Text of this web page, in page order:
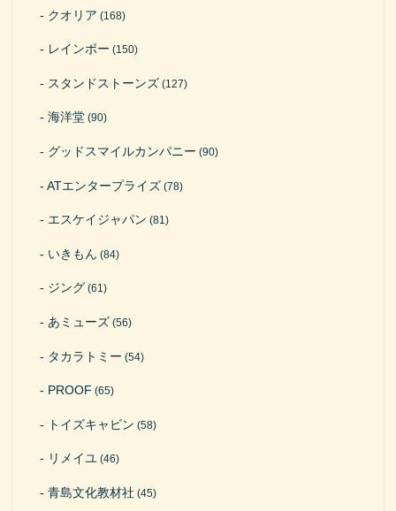
クオリア (168)
レインボー (150)
スタンドストーンズ (127)
海洋堂 (90)
グッドスマイルカンパニー (90)
ATエンタープライズ (78)
エスケイジャパン (81)
いきもん (84)
ジング (61)
あミューズ (56)
タカラトミー (54)
PROOF (65)
トイズキャビン (58)
リメイユ (46)
青島文化教材社 (45)